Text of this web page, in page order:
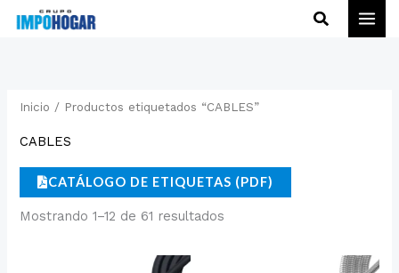
Buscar
Inicio / Productos etiquetados “CABLES”
CABLES
CATÁLOGO DE ETIQUETAS (PDF)
Mostrando 1–12 de 61 resultados